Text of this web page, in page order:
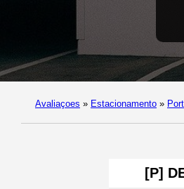
Avaliaçoes » Estacionamento »
[P]